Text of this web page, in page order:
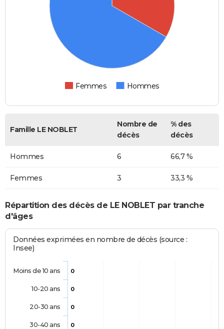
Femmes Hommes
Famille LE NOBLET
Nombre de
décès
% des
décès
Hommes 6 66,7 %
Femmes 3 33,3 %
Répartition des décès de LE NOBLET par tranche
d'âges
Données exprimées en nombre de décès (source :
Insee)
0
0
0
0
Moins de 10 ans
10-20 ans
20-30 ans
30-40 ans